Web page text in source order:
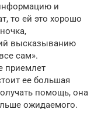
и
то ей это хорошо
высказыванию
сам».
приемлет
ее большая
помощь, она
ожидаемого.